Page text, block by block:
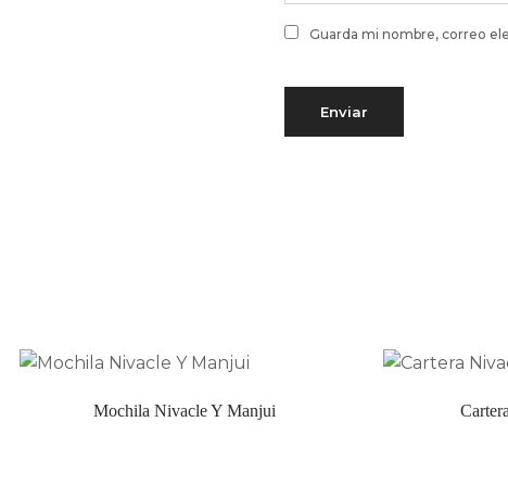
Guarda mi nombre, correo
Mochila Nivacle Y Manjui